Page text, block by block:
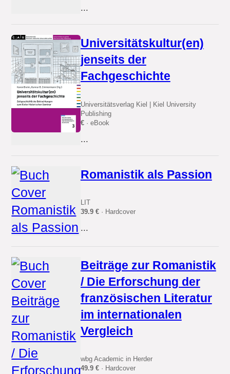
...
Universitätskultur(en)
jenseits der
Fachgeschichte
Universitätsverlag Kiel | Kiel University
Publishing
€· eBook
...
Romanistik als Passion
LIT
39.9 €· Hardcover
...
Beiträge zur Romanistik
/ Die Erforschung der
französischen Literatur
im internationalen
Vergleich
wbg Academic in Herder
49.9 €· Hardcover